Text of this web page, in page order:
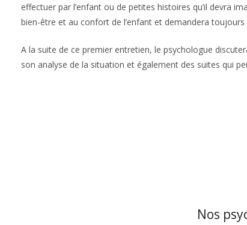
effectuer par l’enfant ou de petites histoires qu’il devra
bien-être et au confort de l’enfant et demandera toujours
A la suite de ce premier entretien, le psychologue
son analyse de la situation et également des suites qui
Nos